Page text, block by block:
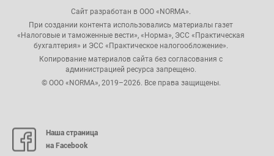
Сайт разработан в ООО «NORMA».
При создании контента использовались материалы газет
«Налоговые и таможенные вести», «Норма», ЭСС «Практическая
бухгалтерия» и ЭСС «Практическое налогообложение».
Копирование материалов сайта без согласования с
администрацией ресурса запрещено.
© ООО «NORMA», 2019–2026. Все права защищены.
Наша страница
на Facebook